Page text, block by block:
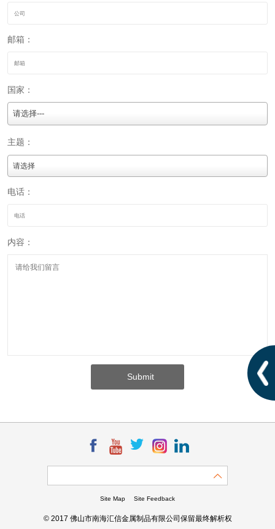
邮箱：
国家：
请选择---
主题：
电话：
内容：
Site Map Site Feedback
© 2017 佛山市南海汇信金属制品有限公司保留最终解析权